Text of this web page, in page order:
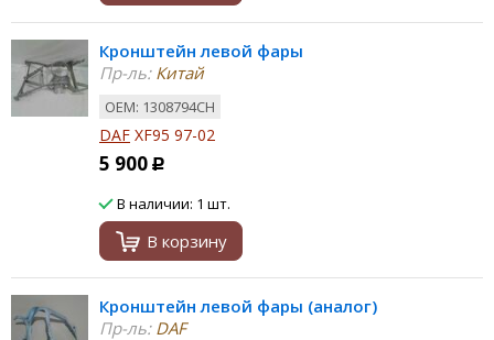
Кронштейн левой фары
Пр-ль:Китай
ОЕМ: 1308794CH
DAF XF95 97-02
5 900 Р
В наличии: 1 шт.
В корзину
Кронштейн левой фары (аналог)
Пр-ль:DAF